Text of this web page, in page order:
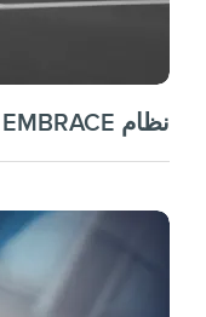
نظام LINCOLN EMBRACE